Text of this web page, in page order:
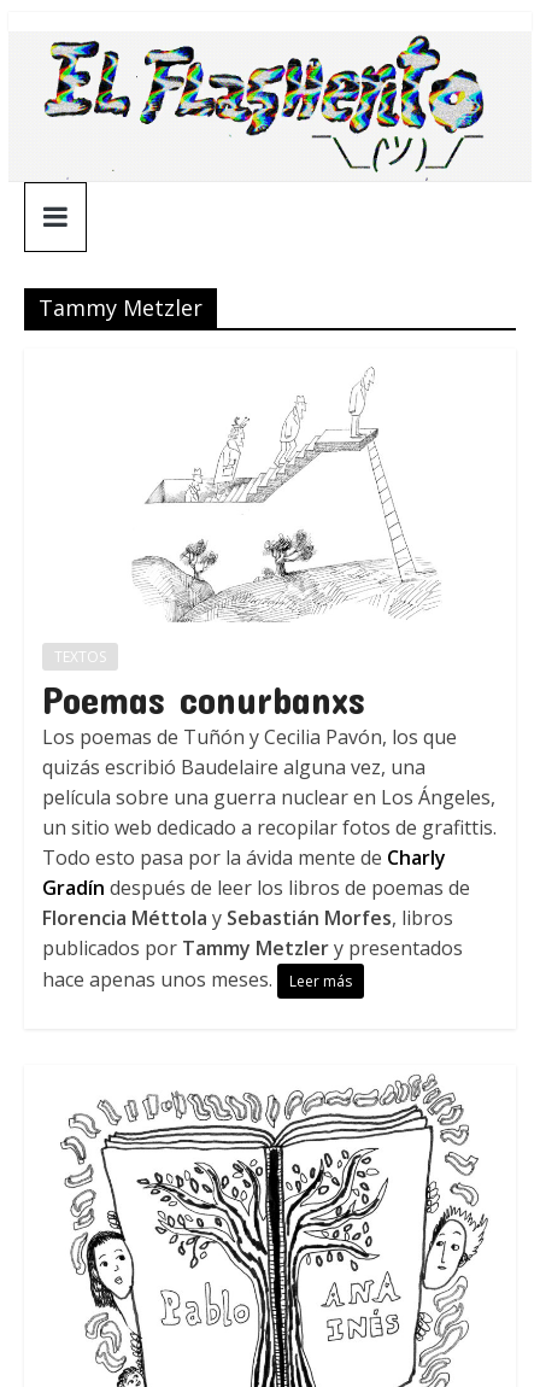
contenido
¯\_(ツ)_/
¯
Tammy Metzler
TEXTOS
Poemas conurbanxs
Los poemas de Tuñón y Cecilia Pavón, los que
quizás escribió Baudelaire alguna vez, una
película sobre una guerra nuclear en Los Ángeles,
un sitio web dedicado a recopilar fotos de grafittis.
Todo esto pasa por la ávida mente de Charly
Gradín después de leer los libros de poemas de
Florencia Méttola y Sebastián Morfes, libros
publicados por Tammy Metzlery presentados
hace apenas unos meses.
Leer más